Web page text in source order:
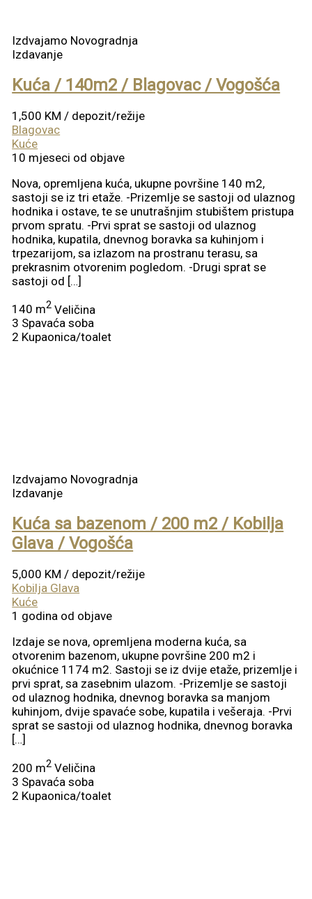
Izdvajamo Novogradnja
Izdavanje
Kuća / 140m2 / Blagovac / Vogošća
1,500 KM / depozit/režije
Blagovac
Kuće
10 mjeseci od objave
Nova, opremljena kuća, ukupne površine 140 m2,
sastoji se iz tri etaže. -Prizemlje se sastoji od ulaznog
hodnika i ostave, te se unutrašnjim stubištem pristupa
prvom spratu. -Prvi sprat se sastoji od ulaznog
hodnika, kupatila, dnevnog boravka sa kuhinjom i
trpezarijom, sa izlazom na prostranu terasu, sa
prekrasnim otvorenim pogledom. -Drugi sprat se
sastoji od […]
140 m2 Veličina
3 Spavaća soba
2 Kupaonica/toalet
Izdvajamo Novogradnja
Izdavanje
Kuća sa bazenom / 200 m2 / Kobilja
Glava / Vogošća
5,000 KM/ depozit/režije
Kobilja Glava
Kuće
1 godina od objave
Izdaje se nova, opremljena moderna kuća, sa
otvorenim bazenom, ukupne površine 200 m2 i
okućnice 1174 m2. Sastoji se iz dvije etaže, prizemlje i
prvi sprat, sa zasebnim ulazom. -Prizemlje se sastoji
od ulaznog hodnika, dnevnog boravka sa manjom
kuhinjom, dvije spavaće sobe, kupatila i vešeraja. -Prvi
sprat se sastoji od ulaznog hodnika, dnevnog boravka
[…]
200 m2 Veličina
3 Spavaća soba
2 Kupaonica/toalet